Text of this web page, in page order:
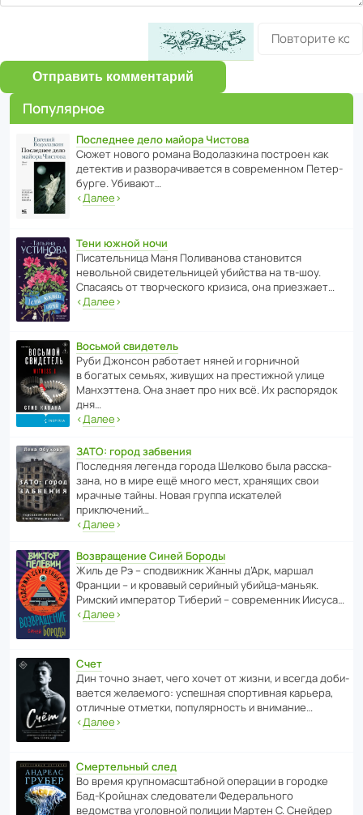
Отправить комментарий
Популярное
Последнее дело майора Чистова
Сюжет нового романа Водо­ла­з­кина пост­роен как
дете­ктив и разво­ра­чи­ва­ется в совре­менном Пете­р­
бурге. Убивают…
‹Далее›
Тени южной ночи
Писа­тель­ница Маня Поли­ва­нова стано­вится
невольной свиде­тель­ницей убийства на тв-шоу.
Спасаясь от твор­че­с­кого кризиса, она приезжает…
‹Далее›
Восьмой свидетель
Руби Джонсон рабо­тает няней и горни­чной
в богатых семьях, живущих на прес­ти­жной улице
Манх­эт­тена. Она знает про них всё. Их распо­рядок
дня…
‹Далее›
ЗАТО: город забвения
После­дняя легенда города Шелково была расска­
зана, но в мире ещё много мест, хранящих свои
мрачные тайны. Новая группа иска­телей
приключений…
‹Далее›
Возвращение Синей Бороды
Жиль де Рэ – спод­ви­жник Жанны д’Арк, маршал
Франции – и кровавый серийный убийца-маньяк.
Римский импе­ратор Тиберий – совре­менник Иисуса…
‹Далее›
Счет
Дин точно знает, чего хочет от жизни, и всегда доби­
ва­ется жела­е­мого: успе­шная спор­ти­вная карьера,
отли­чные отметки, попу­ля­р­ность и внимание…
‹Далее›
Смертельный след
Во время круп­но­мас­ш­та­бной операции в городке
Бад‑Крой­цнах следо­ва­тели Феде­раль­ного
ведомства уголо­вной полиции Мартен С. Снейдер